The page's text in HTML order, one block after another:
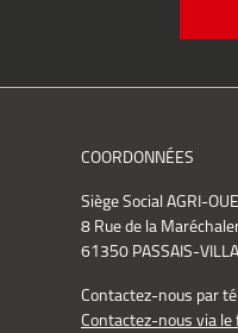
COORDONNÉES
Siège Social AGRI-
8 Rue de la
61350 PASSAIS-
Contactez-nous par
Contactez-nous via le